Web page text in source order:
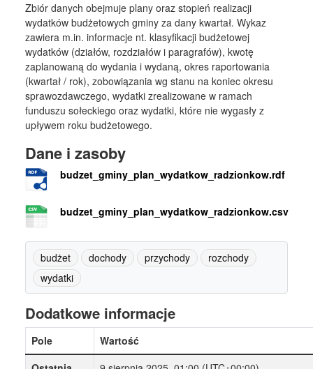
Zbiór danych obejmuje plany oraz stopień realizacji
wydatków budżetowych gminy za dany kwartał. Wykaz
zawiera m.in. informacje nt. klasyfikacji budżetowej
wydatków (działów, rozdziałów i paragrafów), kwotę
zaplanowaną do wydania i wydaną, okres raportowania
(kwartał / rok), zobowiązania wg stanu na koniec okresu
sprawozdawczego, wydatki zrealizowane w ramach
funduszu sołeckiego oraz wydatki, które nie wygasły z
upływem roku budżetowego.
Dane i zasoby
budzet_gminy_plan_wydatkow_radzionkow.rdf
budzet_gminy_plan_wydatkow_radzionkow.csv
budżet dochody przychody
rozchody
wydatki
Dodatkowe informacje
Pole
Wartość